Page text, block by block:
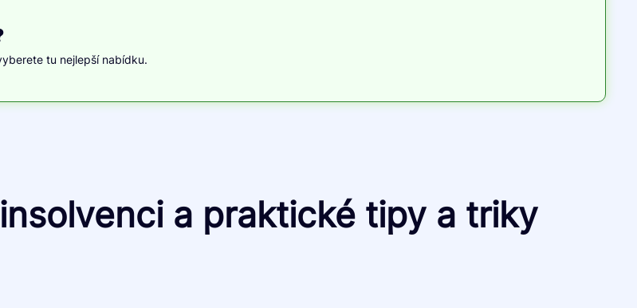
tu nejlepší nabídku.
a praktické tipy a triky